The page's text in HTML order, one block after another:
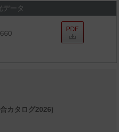
データ
カタログ2026)